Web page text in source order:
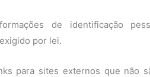
de identificação
por lei.
para sites externos que não